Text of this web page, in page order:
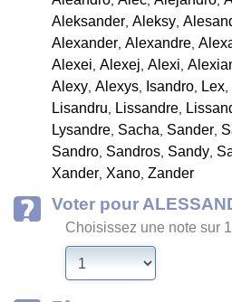
Aleksander, Aleksy,
Alexander, Alexandre,
Alexei, Alexej, Alexi,
Alexy, Alexys, Isandro, Lex,
Lisandru, Lissandre,
Lysandre, Sacha, Sander,
Sandro, Sandros, Sandy,
Xander, Xano, Zander
Voter pour
Choisissez une note sur